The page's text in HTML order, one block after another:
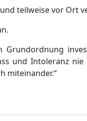
teilweise vor Ort
Grundordnung
und Intoleranz nie
miteinander.“